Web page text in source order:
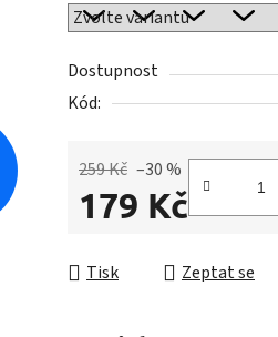
z
hvězdiček.
Dostupnost
Kód:
259 Kč –30 %
179 Kč
Tisk Zeptat se